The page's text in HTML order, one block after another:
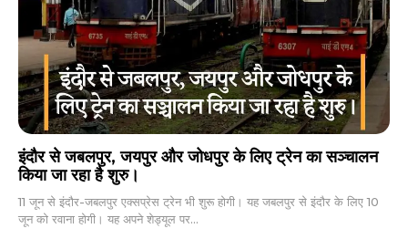
इंदौर से जबलपुर, जयपुर और जोधपुर के लिए ट्रेन का सञ्चालन
किया जा रहा है शुरु।
11 जून से इंदौर-जबलपुर एक्सप्रेस ट्रेन भी शुरू होगी। यह जबलपुर से इंदौर के लिए 10
जून को रवाना होगी। यह अपने शेड्यूल पर...